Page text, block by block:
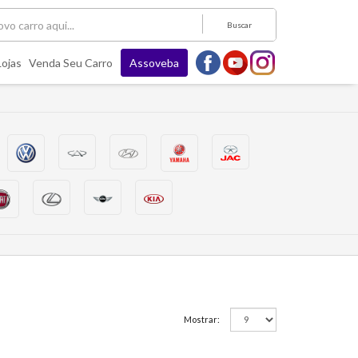
Buscar
Venda Seu Carro Assoveba
Mostrar: